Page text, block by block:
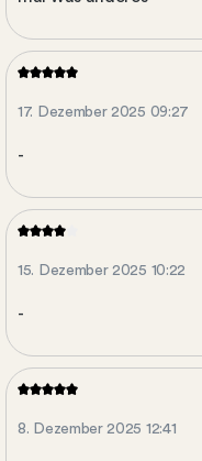
17. Dezember 2025 09:27
-
15. Dezember 2025 10:22
-
8. Dezember 2025 12:41